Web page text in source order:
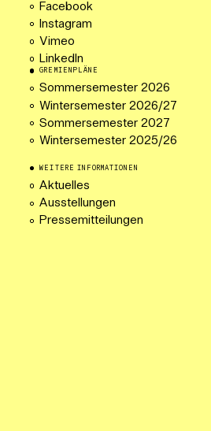
Facebook
Instagram
Vimeo
LinkedIn
GREMIENPLÄNE
Sommersemester 2026
Wintersemester 2026/27
Sommersemester 2027
Wintersemester 2025/26
WEITERE INFORMATIONEN
Aktuelles
Ausstellungen
Pressemitteilungen